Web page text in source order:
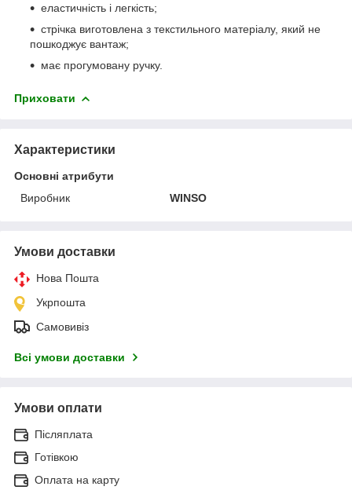
еластичність і легкість;
стрічка виготовлена з текстильного матеріалу, який не
пошкоджує вантаж;
має прогумовану ручку.
Приховати
Характеристики
Основні атрибути
Виробник
WINSO
Умови доставки
Нова Пошта
Укрпошта
Самовивіз
Всі умови доставки
Умови оплати
Післяплата
Готівкою
Оплата на карту